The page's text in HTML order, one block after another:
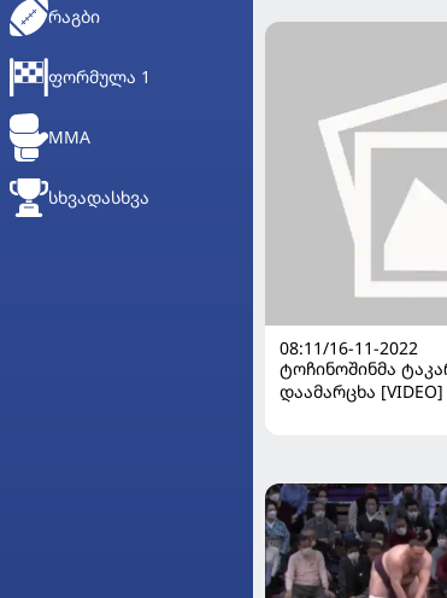
ᲠᲐᲒᲑᲘ
ᲤᲝᲠᲛᲣᲚᲐ 1
MMA
ᲡᲮᲕᲐᲓᲐᲡᲮᲕᲐ
08:11/16-11-2022
ტოჩინოშინმა
დაამარცხა [VIDEO]